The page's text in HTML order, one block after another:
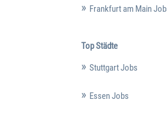
Frankfurt am Main
Top Städte
Stuttgart Jobs
Essen Jobs